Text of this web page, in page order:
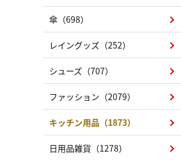
傘（698）
レイングッズ（252）
シューズ（707）
ファッション（2079）
キッチン用品（1873）
日用品雑貨（1278）